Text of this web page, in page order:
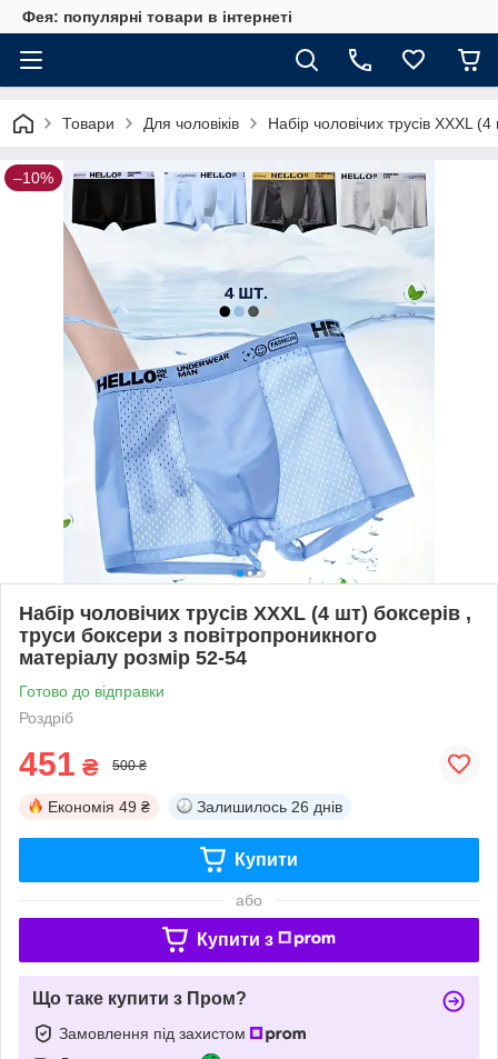
Фея: популярні товари в інтернеті
Товари Для чоловіків Набір чоловічих трусів ХХXL
–10%
Набір чоловічих трусів ХХXL (4 шт) боксерів ,
труси боксери з повітропроникного
матеріалу розмір 52-54
Готово до відправки
Роздріб
451 ₴ 500 ₴
Економія 49 ₴ Залишилось 26 днів
Купити
або
Купити з
Що таке купити з Пром?
Замовлення під захистом